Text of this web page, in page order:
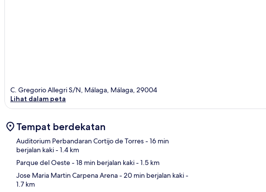
C. Gregorio Allegri S/N, Málaga, Málaga, 29004
Lihat dalam peta
Tempat berdekatan
Auditorium Perbandaran Cortijo de Torres- 16 min
berjalan kaki- 1.4 km
Parque del Oeste- 18 min berjalan kaki- 1.5 km
Jose Maria Martin Carpena Arena- 20 min berjalan kaki-
1.7 km